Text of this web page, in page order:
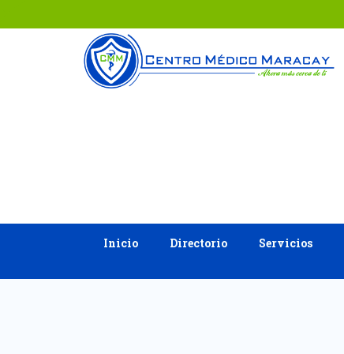
Inicio Directorio Servicios